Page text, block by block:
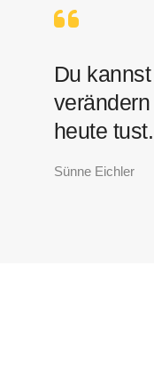
Du
heute tust.
Sünne Eichler